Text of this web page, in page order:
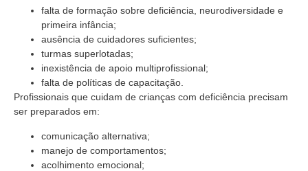
falta de formação sobre deficiência, neurodiversidade e
primeira infância;
ausência de cuidadores suficientes;
turmas superlotadas;
inexistência de apoio multiprofissional;
falta de políticas de capacitação.
Profissionais que cuidam de crianças com deficiência precisam
ser preparados em:
comunicação alternativa;
manejo de comportamentos;
acolhimento emocional;